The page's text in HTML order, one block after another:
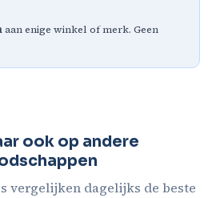
aan enige winkel of merk. Geen
ook op andere
vergelijken dagelijks de beste